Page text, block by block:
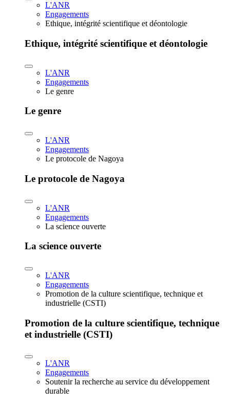
L'ANR
Engagements
Ethique, intégrité scientifique et déontologie
Ethique, intégrité scientifique et déontologie
L'ANR
Engagements
Le genre
Le genre
L'ANR
Engagements
Le protocole de Nagoya
Le protocole de Nagoya
L'ANR
Engagements
La science ouverte
La science ouverte
L'ANR
Engagements
Promotion de la culture scientifique, technique et
industrielle (CSTI)
Promotion de la culture scientifique, technique
et industrielle (CSTI)
L'ANR
Engagements
Soutenir la recherche au service du développement
durable